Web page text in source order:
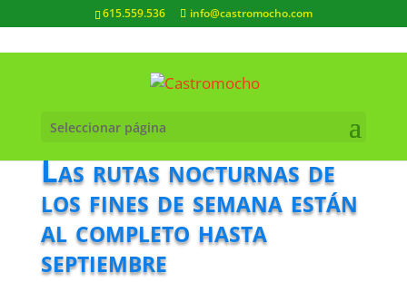
615.559.536 info@castromocho.com
Seleccionar página
Las rutas nocturnas de
los fines de semana están
al completo hasta
septiembre